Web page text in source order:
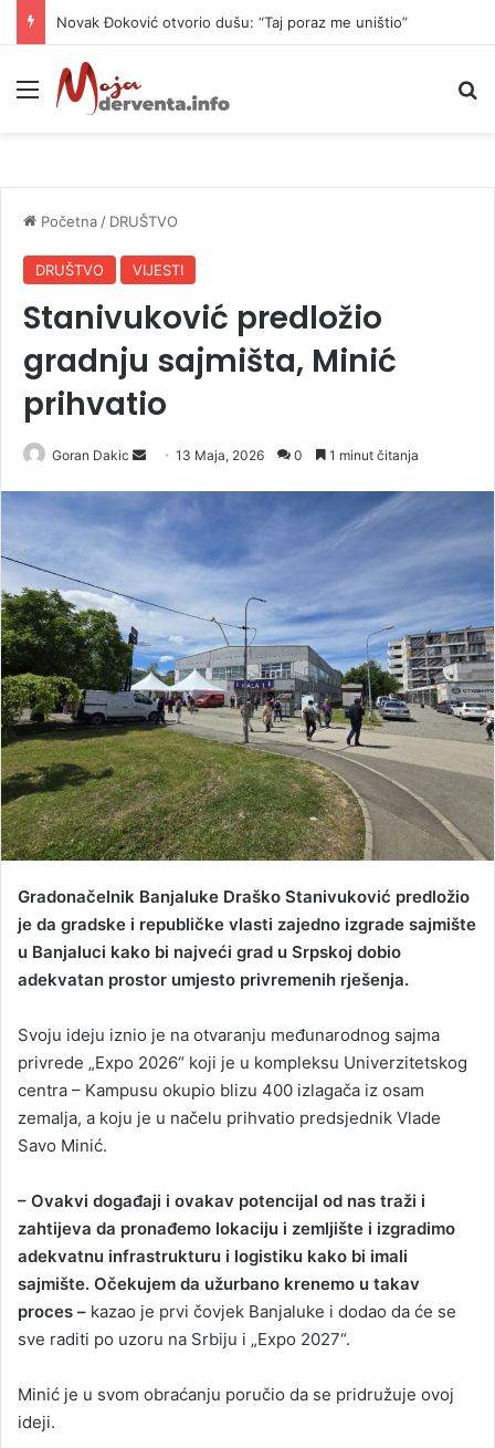
Novak Đoković otvorio dušu: “Taj poraz me uništio”
Meni
Početna / DRUŠTVO
DRUŠTVO VIJESTI
Stanivuković predložio
gradnju sajmišta, Minić
prihvatio
Goran Dakic
e
m
a
i
l
13 Maja, 2026 0 1 minut čitanja
Gradonačelnik Banjaluke Draško Stanivuković predložio
je da gradske i republičke vlasti zajedno izgrade sajmište
u Banjaluci kako bi najveći grad u Srpskoj dobio
adekvatan prostor umjesto privremenih rješenja.
Svoju ideju iznio je na otvaranju međunarodnog sajma
privrede „Expo 2026“ koji je u kompleksu Univerzitetskog
centra – Kampusu okupio blizu 400 izlagača iz osam
zemalja, a koju je u načelu prihvatio predsjednik Vlade
Savo Minić.
– Ovakvi događaji i ovakav potencijal od nas traži i
zahtijeva da pronađemo lokaciju i zemljište i izgradimo
adekvatnu infrastrukturu i logistiku kako bi imali
sajmište. Očekujem da užurbano krenemo u takav
proces – kazao je prvi čovjek Banjaluke i dodao da će se
sve raditi po uzoru na Srbiju i „Expo 2027“.
Minić je u svom obraćanju poručio da se pridružuje ovoj
ideji.